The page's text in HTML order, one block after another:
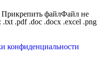
Прикрепить файлФайл не
.pdf .doc .docx .excel .png
конфиденциальности